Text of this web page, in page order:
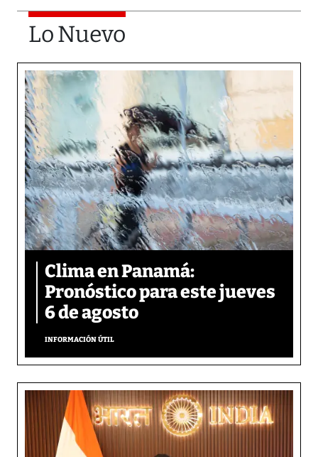
Lo Nuevo
Clima en Panamá:
Pronóstico para este jueves
6 de agosto
INFORMACIÓN ÚTIL